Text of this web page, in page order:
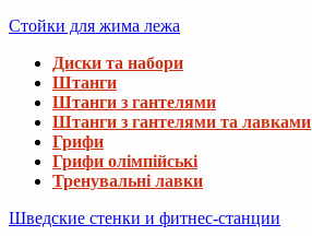
Стойки для жима лежа
Диски та набори
Штанги
Штанги з гантелями
Штанги з гантелями та лавками
Грифи
Грифи олімпійські
Тренувальні лавки
Шведские стенки и фитнес-станции